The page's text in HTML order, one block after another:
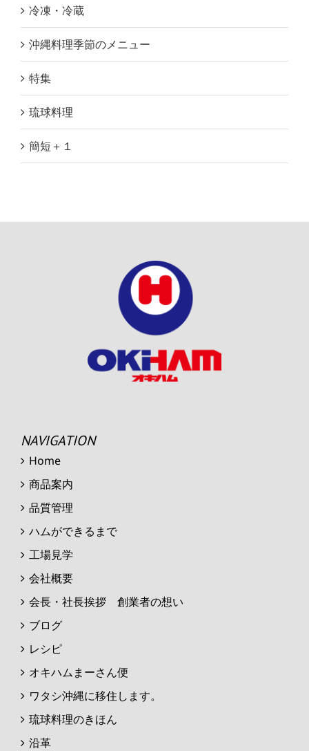
冷凍・冷蔵
沖縄料理季節のメニュー
特集
琉球料理
簡短＋１
NAVIGATION
Home
商品案内
品質管理
ハムができるまで
工場見学
会社概要
会長・社長挨拶 創業者の想い
ブログ
レシピ
オキハムまーさん便
ワタシ沖縄に移住します。
琉球料理のきほん
沿革